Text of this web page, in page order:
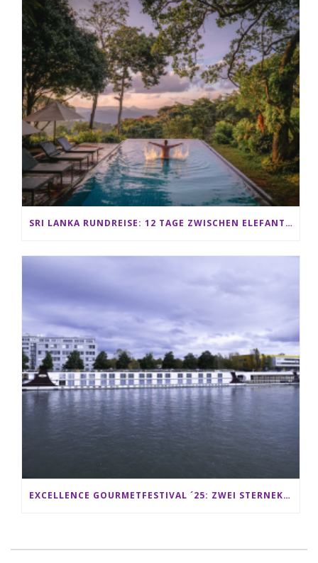
SRI LANKA RUNDREISE: 12 TAGE ZWISCHEN ELEFANTEN, TEEPLANTAGEN & STRAND ALS FAMILIE
EXCELLENCE GOURMETFESTIVAL ´25: ZWEI STERNEKÖCHE ANTONIO GUIDA & DARIO MORESCO VERWÖHNEN IHRE GÄSTE AUF EINER LUXERIÖSEN SCHIFFSREISE